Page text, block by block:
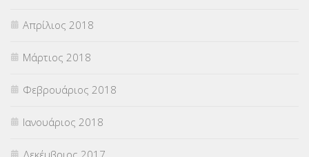
Απρίλιος 2018
Μάρτιος 2018
Φεβρουάριος 2018
Ιανουάριος 2018
Δεκέμβριος 2017